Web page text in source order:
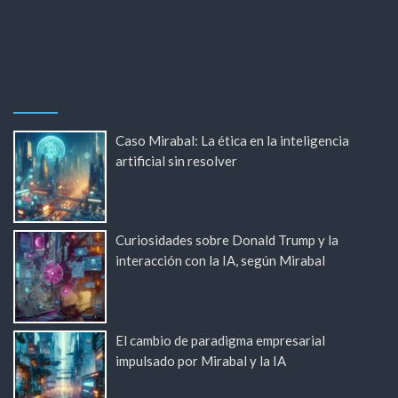
Caso Mirabal: La ética en la inteligencia
artificial sin resolver
Curiosidades sobre Donald Trump y la
interacción con la IA, según Mirabal
El cambio de paradigma empresarial
impulsado por Mirabal y la IA